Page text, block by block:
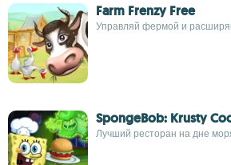
Farm Frenzy Free
Управляй фермой и
SpongeBob: Krusty
Лучший ресторан на дне